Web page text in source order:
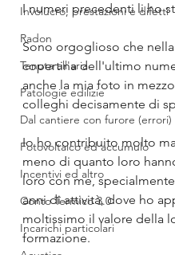
Involucro, prestazioni e difetti
Radon
Tenuta all'aria
Patologie edilizie
Dal cantiere con furore (errori)
Fotovoltaico ed accumulo
Incentivi ed altro
Conto Termico 3.0
Incarichi particolari
I numeri precedenti li ho
Sono orgoglioso che nella
copertina dell'ultimo
anche la mia foto in
colleghi decisamente di
Io ho contribuito molto
meno di quanto loro
loro con me,
anni di attività, dove ho
moltissimo il valore della
formazione.